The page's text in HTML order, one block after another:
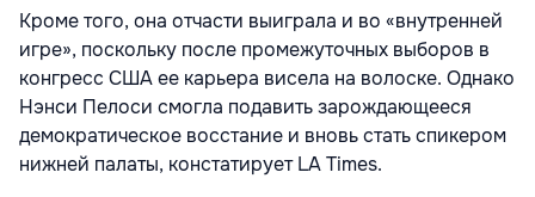
Кроме того, она отчасти выиграла и во «внутренней
игре», поскольку после промежуточных выборов в
конгресс США ее карьера висела на волоске. Однако
Нэнси Пелоси смогла подавить зарождающееся
демократическое восстание и вновь стать спикером
нижней палаты, констатирует LA Times.